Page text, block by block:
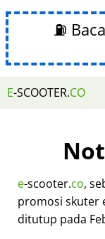
⛽
E-SCOOTER.CO
e-scooter.co,
promosi skuter
ditutup pada